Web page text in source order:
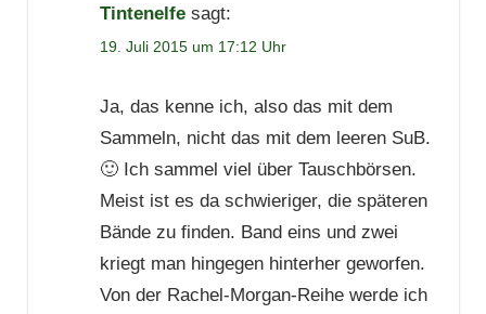
Tintenelfe sagt:
19. Juli 2015 um 17:12 Uhr
Ja, das kenne ich, also das mit dem
Sammeln, nicht das mit dem leeren SuB.
🙂 Ich sammel viel über Tauschbörsen.
Meist ist es da schwieriger, die späteren
Bände zu finden. Band eins und zwei
kriegt man hingegen hinterher geworfen.
Von der Rachel-Morgan-Reihe werde ich